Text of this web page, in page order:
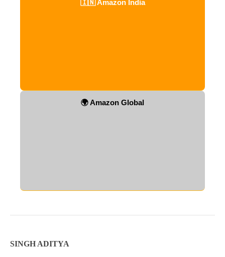
🇮🇳 Amazon India
🌍 Amazon Global
SINGH ADITYA